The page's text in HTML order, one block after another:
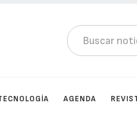
AGENDA